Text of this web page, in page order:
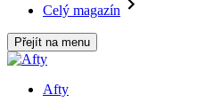
Celý magazín
Přejít na menu
Afty